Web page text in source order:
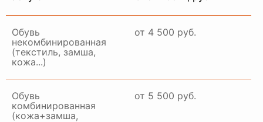
Обувь
некомбинированная
(текстиль, замша,
кожа...)
от 4 500 руб.
Обувь
комбинированная
(кожа+замша,
от 5 500 руб.